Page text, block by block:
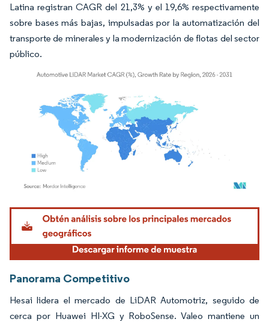
Latina registran CAGR del 21,3% y el 19,6% respectivamente
sobre bases más bajas, impulsadas por la automatización del
transporte de minerales y la modernización de flotas del sector
público.
Imagen © Mordor Intelligence. El uso requiere atribución según CC BY 4.0.
Panorama Competitivo
Hesai lidera el mercado de LiDAR Automotriz, seguido de
cerca por Huawei HI-XG y RoboSense. Valeo mantiene un